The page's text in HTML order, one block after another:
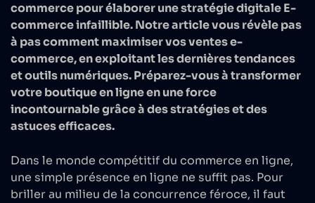
commerce pour élaborer une stratégie digitale E-
commerce infaillible. Notre article vous révèle pas
à pas comment maximiser vos ventes e-
commerce, en exploitant les dernières tendances
et outils numériques. Préparez-vous à transformer
votre boutique en ligne en une force
incontournable grâce à des stratégies et des
astuces efficaces.
Dans le monde compétitif du commerce en ligne,
une simple présence en ligne ne suffit pas. Pour
briller au milieu de la concurrence féroce, il faut